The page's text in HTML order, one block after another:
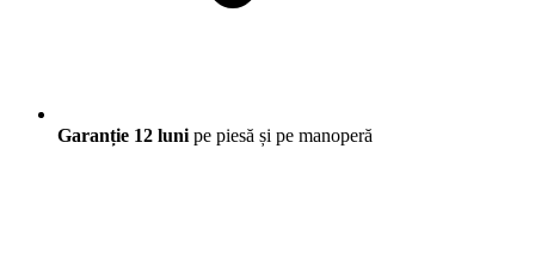
Garanție 12 luni pe piesă și pe manoperă